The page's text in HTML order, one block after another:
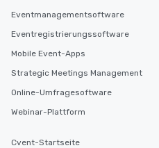
Eventmanagementsoftware
Eventregistrierungssoftware
Mobile Event-Apps
Strategic Meetings Management
Online-Umfragesoftware
Webinar-Plattform
Cvent-Startseite